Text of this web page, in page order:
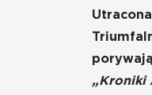
„Kroniki